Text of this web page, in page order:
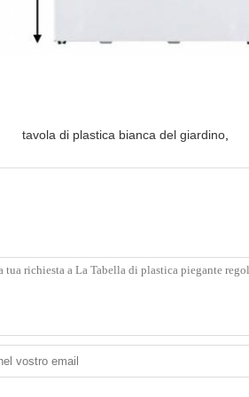
tavola di plastica bianca del giardino